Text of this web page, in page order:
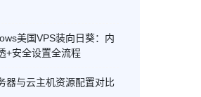
美国VPS装向日葵：内
+安全设置全流程
器与云主机资源配置对比